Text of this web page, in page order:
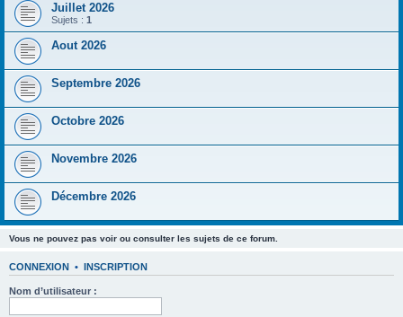
Juillet 2026
Sujets : 1
Aout 2026
Septembre 2026
Octobre 2026
Novembre 2026
Décembre 2026
Vous ne pouvez pas voir ou consulter les sujets de ce forum.
CONNEXION • INSCRIPTION
Nom d’utilisateur :